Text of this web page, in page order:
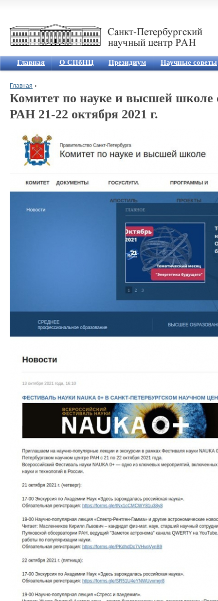
Главная О СПбНЦ Президиум Научные советы
Вы здесь
Главная ›
Комитет по науке и высшей
РАН 21-22 октября 2021 г.